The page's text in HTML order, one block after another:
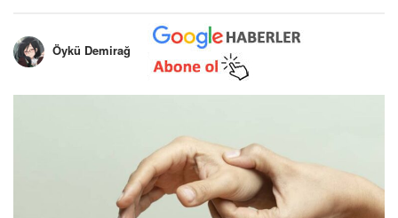
Öykü Demirağ